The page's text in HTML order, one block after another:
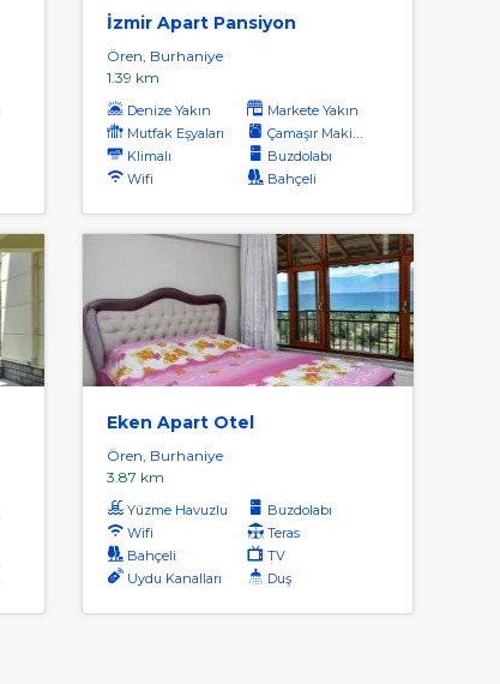
İzmir Apart Pansiyon
Ören, Burhaniye
1.39 km
Denize Yakın
Markete Yakın
Mutfak Eşyaları
Çamaşır Makinası
Klimalı
Buzdolabı
Wifi
Bahçeli
Eken Apart Otel
Ören, Burhaniye
3.87 km
Yüzme Havuzlu
Buzdolabı
Wifi
Teras
Bahçeli
TV
Uydu Kanalları
Duş